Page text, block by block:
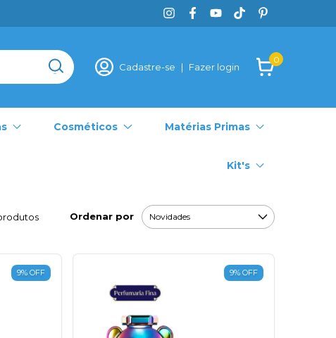
Cadastre-se | Fazer login
0
Cosméticos Matérias Primas
Kit's
Ordenar por
9%OFF 9% OFF